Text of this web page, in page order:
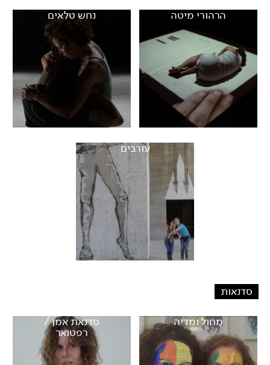
הרהורי מיטה נחש טלאים
עורבים
סדנאות
מחול ומדיה סדנאת אמן /
רפטואר